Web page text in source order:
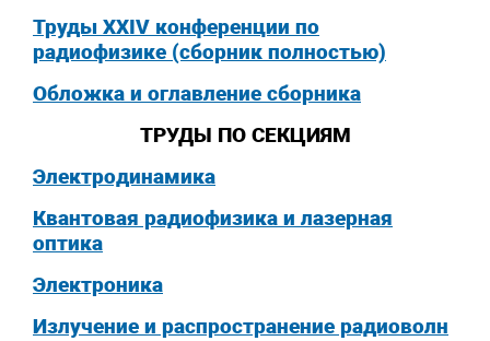
Труды XXIV конференции по
радиофизике (сборник полностью)
Обложка и оглавление сборника
ТРУДЫ ПО СЕКЦИЯМ
Электродинамика
Квантовая радиофизика и лазерная
оптика
Электроника
Излучение и распространение радиоволн